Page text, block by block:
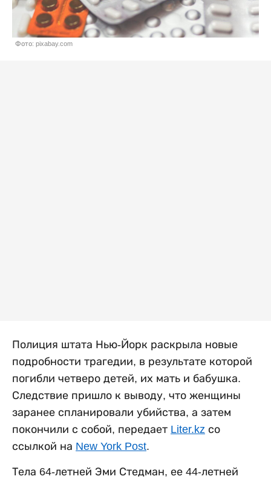
Фото: pixabay.com
Полиция штата Нью-Йорк раскрыла новые
подробности трагедии, в результате которой
погибли четверо детей, их мать и бабушка.
Следствие пришло к выводу, что женщины
заранее спланировали убийства, а затем
покончили с собой, передает Liter.kz со
ссылкой на New York Post.
Тела 64-летней Эми Стедман, ее 44-летней